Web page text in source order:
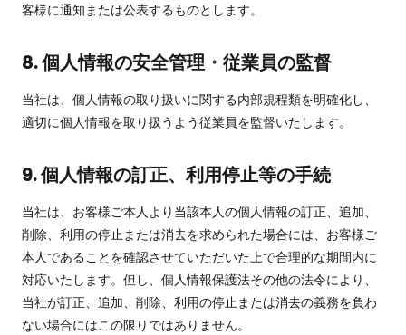
客様に通知または公表するものとします。
8. 個人情報の安全管理・従業員の監督
当社は、個人情報の取り扱いに関する内部規程類を明確化し、
適切に個人情報を取り扱うよう従業員を監督いたします。
9. 個人情報の訂正、利用停止等の手続
当社は、お客様ご本人より当該本人の個人情報の訂正、追加、
削除、利用の停止または消去を求められた場合には、お客様ご
本人であることを確認させていただいた上で合理的な期間内に
対応いたします。但し、個人情報保護法その他の法令により、
当社が訂正、追加、削除、利用の停止または消去の義務を負わ
ない場合にはこの限りではありません。